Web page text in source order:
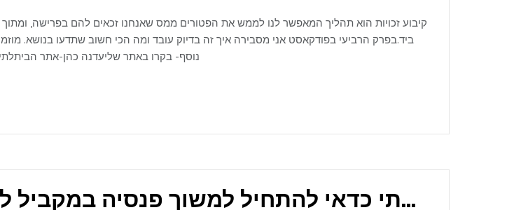
קיבוע זכויות הוא תהליך המאפשר לנו לממש את הפטורים ממס שאנחנו זכאים להם בפרישה,
ביד.בפרק הרביעי בפודקאסט אני מסבירה איך זה בדיוק עובד ומה הכי חשוב שתדעו בנושא.
פרק 3-פרישה מדומה- האם ומתי כדאי להתחיל למשוך פנסיה במקביל להמשך עבודה